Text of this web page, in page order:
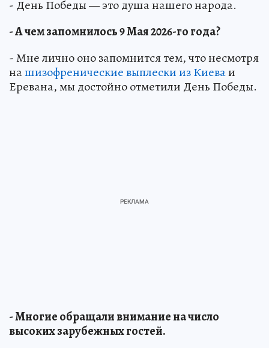
- День Победы — это душа нашего народа.
- А чем запомнилось 9 Мая 2026-го года?
- Мне лично оно запомнится тем, что несмотря
нашизофренические выплески из Киеваи
Еревана, мы достойно отметили День Победы.
- Многие обращали внимание на число
высоких зарубежных гостей.